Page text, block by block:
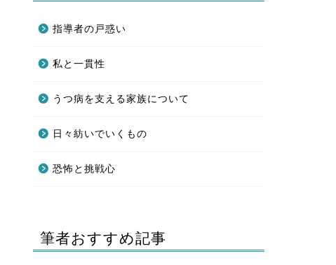
指導者の戸惑い
私と一貫性
うつ病を支える家族について
日々紡いでいくもの
恐怖と挑戦心
筆者おすすめ記事